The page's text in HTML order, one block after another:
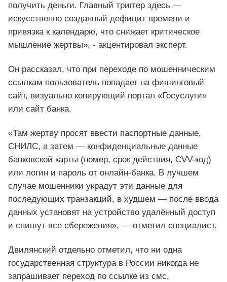
получить деньги. Главный триггер здесь —
искусственно созданный дефицит времени и
привязка к календарю, что снижает критическое
мышление жертвы», - акцентировал эксперт.
Он рассказал, что при переходе по мошенническим
ссылкам пользователь попадает на фишинговый
сайт, визуально копирующий портал «Госуслуги»
или сайт банка.
«Там жертву просят ввести паспортные данные,
СНИЛС, а затем — конфиденциальные данные
банковской карты (номер, срок действия, CVV-код)
или логин и пароль от онлайн-банка. В лучшем
случае мошенники украдут эти данные для
последующих транзакций, в худшем — после ввода
данных установят на устройство удалённый доступ
и спишут все сбережения», — отметил специалист.
Двилянский отдельно отметил, что ни одна
государственная структура в России никогда не
запрашивает переход по ссылке из смс,